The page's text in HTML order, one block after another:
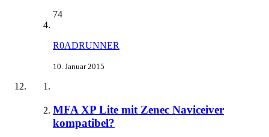
74
R0ADRUNNER
10. Januar 2015
MFA XP Lite mit Zenec Naviceiver
kompatibel?